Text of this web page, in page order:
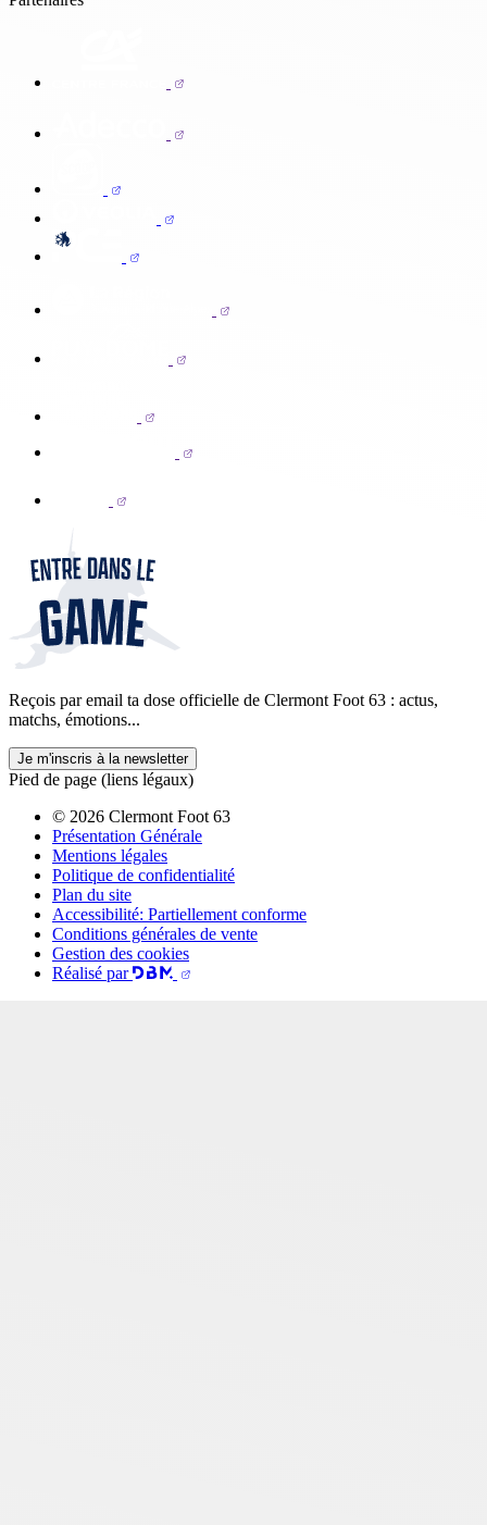
Reçois par email ta dose officielle de Clermont Foot 63 : actus,
matchs, émotions...
Je m'inscris à la newsletter
Pied de page (liens légaux)
© 2026 Clermont Foot 63
Présentation Générale
Mentions légales
Politique de confidentialité
Plan du site
Accessibilité: Partiellement conforme
Conditions générales de vente
Gestion des cookies
Réalisé par